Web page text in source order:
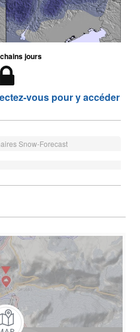
jours
vous pour y accéder
Snow-Forecast